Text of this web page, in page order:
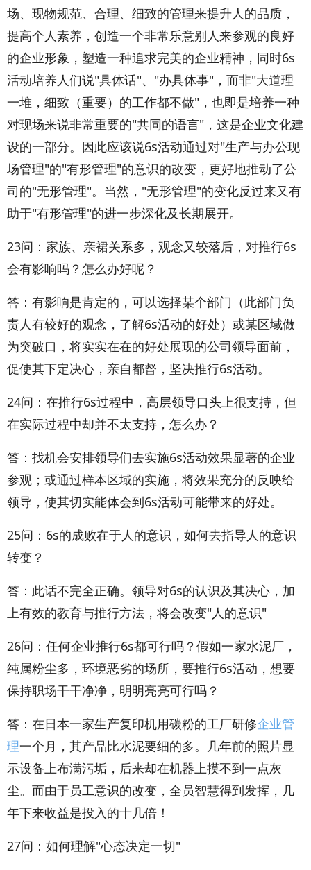
场、现物规范、合理、细致的管理来提升人的品质，
提高个人素养，创造一个非常乐意别人来参观的良好
的企业形象，塑造一种追求完美的企业精神，同时6s
活动培养人们说"具体话"、"办具体事"，而非"大道理
一堆，细致（重要）的工作都不做"，也即是培养一种
对现场来说非常重要的"共同的语言"，这是企业文化建
设的一部分。因此应该说6s活动通过对"生产与办公现
场管理"的"有形管理"的意识的改变，更好地推动了公
司的"无形管理"。当然，"无形管理"的变化反过来又有
助于"有形管理"的进一步深化及长期展开。
23问：家族、亲裙关系多，观念又较落后，对推行6s
会有影响吗？怎么办好呢？
答：有影响是肯定的，可以选择某个部门（此部门负
责人有较好的观念，了解6s活动的好处）或某区域做
为突破口，将实实在在的好处展现的公司领导面前，
促使其下定决心，亲自都督，坚决推行6s活动。
24问：在推行6s过程中，高层领导口头上很支持，但
在实际过程中却并不太支持，怎么办？
答：找机会安排领导们去实施6s活动效果显著的企业
参观；或通过样本区域的实施，将效果充分的反映给
领导，使其切实能体会到6s活动可能带来的好处。
25问：6s的成败在于人的意识，如何去指导人的意识
转变？
答：此话不完全正确。领导对6s的认识及其决心，加
上有效的教育与推行方法，将会改变"人的意识"
26问：任何企业推行6s都可行吗？假如一家水泥厂，
纯属粉尘多，环境恶劣的场所，要推行6s活动，想要
保持职场干干净净，明明亮亮可行吗？
答：在日本一家生产复印机用碳粉的工厂研修企业管
理一个月，其产品比水泥要细的多。几年前的照片显
示设备上布满污垢，后来却在机器上摸不到一点灰
尘。而由于员工意识的改变，全员智慧得到发挥，几
年下来收益是投入的十几倍！
27问：如何理解"心态决定一切"